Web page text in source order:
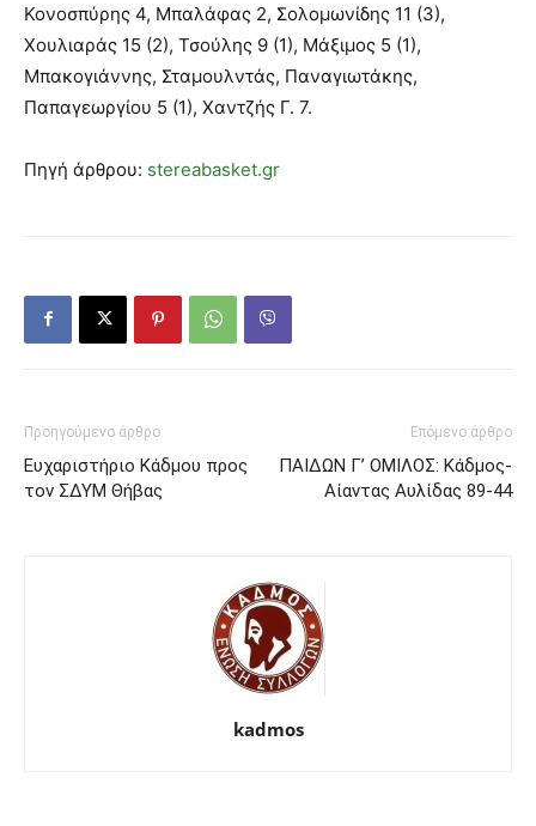
Κονοσπύρης 4, Μπαλάφας 2, Σολομωνίδης 11 (3),
Χουλιαράς 15 (2), Τσούλης 9 (1), Μάξιμος 5 (1),
Μπακογιάννης, Σταμουλντάς, Παναγιωτάκης,
Παπαγεωργίου 5 (1), Χαντζής Γ. 7.
Πηγή άρθρου: stereabasket.gr
Προηγούμενο άρθρο
Ευχαριστήριο Κάδμου προς
τον ΣΔΥΜ Θήβας
Επόμενο άρθρο
ΠΑΙΔΩΝ Γ’ ΟΜΙΛΟΣ: Κάδμος-
Αίαντας Αυλίδας 89-44
kadmos